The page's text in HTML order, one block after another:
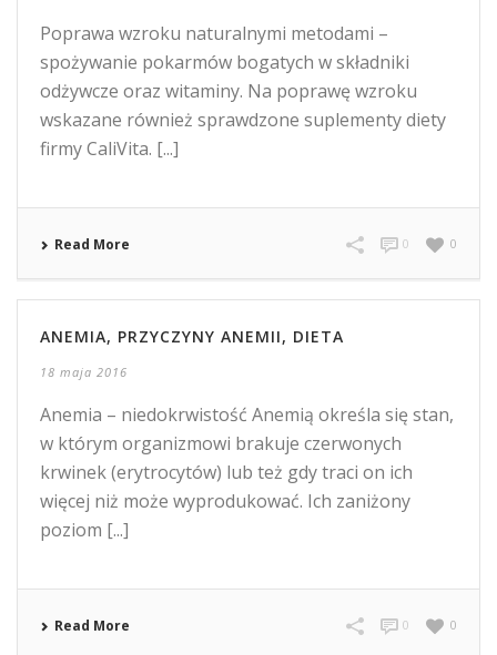
Poprawa wzroku naturalnymi metodami –
spożywanie pokarmów bogatych w składniki
odżywcze oraz witaminy. Na poprawę wzroku
wskazane również sprawdzone suplementy diety
firmy CaliVita. [...]
Read More 0
0
ANEMIA, PRZYCZYNY ANEMII, DIETA
18 maja 2016
Anemia – niedokrwistość Anemią określa się stan,
w którym organizmowi brakuje czerwonych
krwinek (erytrocytów) lub też gdy traci on ich
więcej niż może wyprodukować. Ich zaniżony
poziom [...]
Read More 0
0